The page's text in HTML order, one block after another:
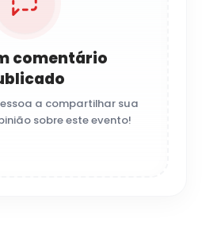
comentário
a compartilhar sua
sobre este evento!